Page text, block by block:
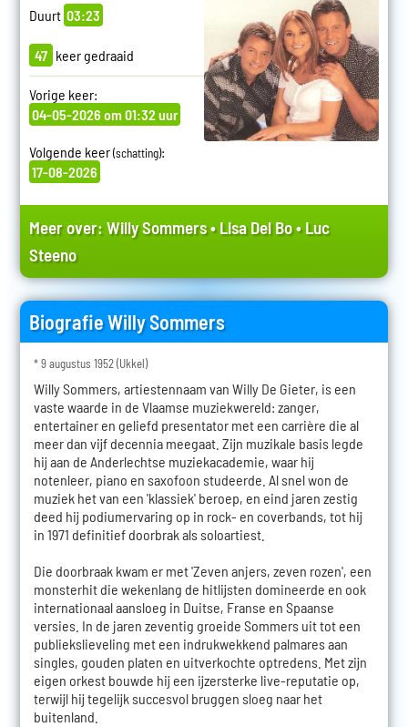
Duurt 03:23
47 keer gedraaid
Vorige keer:
04-05-2026 om 01:32 uur
Volgende keer(schatting):
17-08-2026
Meer over:Willy Sommers•Lisa Del Bo•Luc
Steeno
Biografie Willy Sommers
* 9 augustus 1952 (Ukkel)
Willy Sommers, artiestennaam van Willy De Gieter, is een
vaste waarde in de Vlaamse muziekwereld: zanger,
entertainer en geliefd presentator met een carrière die al
meer dan vijf decennia meegaat. Zijn muzikale basis legde
hij aan de Anderlechtse muziekacademie, waar hij
notenleer, piano en saxofoon studeerde. Al snel won de
muziek het van een 'klassiek' beroep, en eind jaren zestig
deed hij podiumervaring op in rock- en coverbands, tot hij
in 1971 definitief doorbrak als soloartiest.
Die doorbraak kwam er met 'Zeven anjers, zeven rozen', een
monsterhit die wekenlang de hitlijsten domineerde en ook
internationaal aansloeg in Duitse, Franse en Spaanse
versies. In de jaren zeventig groeide Sommers uit tot een
publiekslieveling met een indrukwekkend palmares aan
singles, gouden platen en uitverkochte optredens. Met zijn
eigen orkest bouwde hij een ijzersterke live-reputatie op,
terwijl hij tegelijk succesvol bruggen sloeg naar het
buitenland.